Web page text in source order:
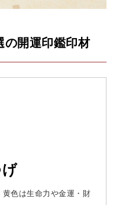
の開運印鑑印材
色は生命力や金運・財